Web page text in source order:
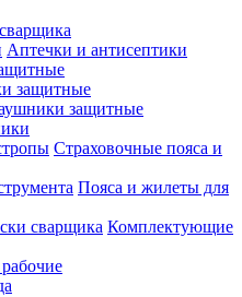
Аптечки и антисептики
защитные
защитные
Страховочные пояса и
Пояса и жилеты для
Комплектующие